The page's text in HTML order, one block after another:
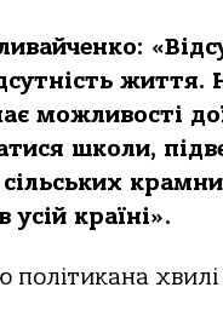
життя.
можливості
школи,
усій країні».
політикана